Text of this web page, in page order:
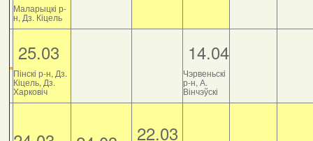
Маларыцкі р-
н, Дз. Кіцель
25.03
Пінскі р-н, Дз.
Кіцель, Дз.
Харковіч
14.04
Чэрвеньскі
р-н, А.
Вінчэўскі
22.03